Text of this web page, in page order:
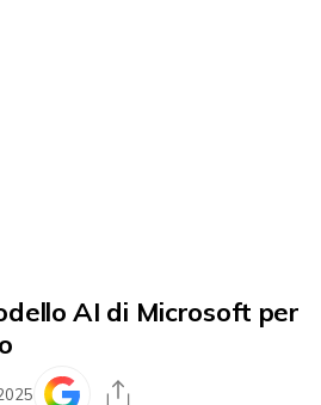
AI di Microsoft per